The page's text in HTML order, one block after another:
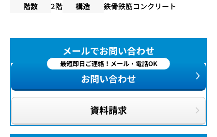
階数
2階 構造 鉄骨鉄筋コンクリート
メールでお問い合わせ
最短即日ご連絡！メール・電話OK
お問い合わせ
資料請求